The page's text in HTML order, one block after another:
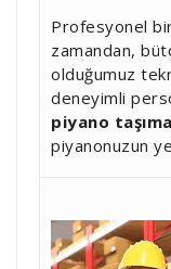
Profesyonel
zamandan,
olduğumuz
deneyimli
piyano
piyanonuzun